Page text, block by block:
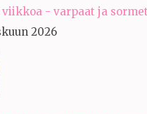
viikkoa - varpaat ja
2026